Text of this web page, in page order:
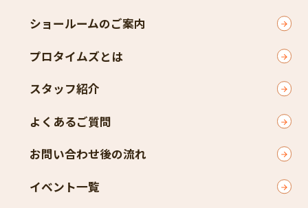
ショールームのご案内
プロタイムズとは
スタッフ紹介
よくあるご質問
お問い合わせ後の流れ
イベント一覧